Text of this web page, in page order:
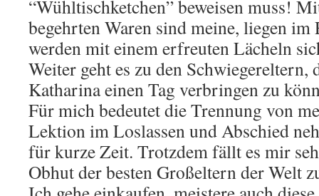
“Wühltischketchen” beweisen muss!
begehrten Waren sind meine, liegen im
werden mit einem erfreuten Lächeln
Weiter geht es zu den
Katharina einen Tag verbringen zu
Für mich bedeutet die Trennung von
Lektion im Loslassen und Abschied
für kurze Zeit. Trotzdem fällt es mir
Obhut der besten Großeltern der Welt